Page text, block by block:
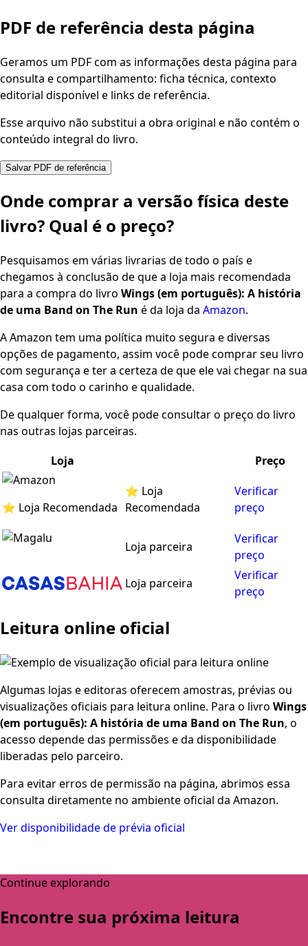
PDF de referência desta página
Geramos um PDF com as informações desta página para
consulta e compartilhamento: ficha técnica, contexto
editorial disponível e links de referência.
Esse arquivo não substitui a obra original e não contém o
conteúdo integral do livro.
Salvar PDF de referência
Onde comprar a versão física deste
livro? Qual é o preço?
Pesquisamos em várias livrarias de todo o país e
chegamos à conclusão de que a loja mais recomendada
para a compra do livro Wings (em português): A história
de uma Band on The Run é da loja da Amazon.
A Amazon tem uma política muito segura e diversas
opções de pagamento, assim você pode comprar seu livro
com segurança e ter a certeza de que ele vai chegar na sua
casa com todo o carinho e qualidade.
De qualquer forma, você pode consultar o preço do livro
nas outras lojas parceiras.
Loja
Preço
⭐ Loja Recomendada
⭐ Loja
Recomendada
Verificar
preço
Loja parceira
Verificar
preço
Loja parceira
Verificar
preço
Leitura online oficial
Algumas lojas e editoras oferecem amostras, prévias ou
visualizações oficiais para leitura online. Para o livro Wings
(em português): A história de uma Band on The Run, o
acesso depende das permissões e da disponibilidade
liberadas pelo parceiro.
Para evitar erros de permissão na página, abrimos essa
consulta diretamente no ambiente oficial da Amazon.
Ver disponibilidade de prévia oficial
Continue explorando
Encontre sua próxima leitura